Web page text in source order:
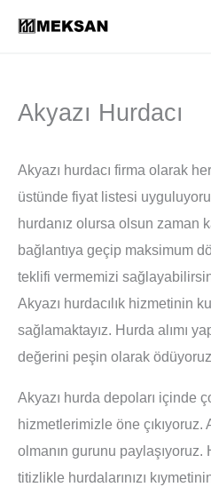
atla
Akyazı Hurdacı
Akyazı hurdacı firma olarak
üstünde fiyat listesi
hurdanız olursa olsun zaman
bağlantıya geçip maksimum
teklifi vermemizi
Akyazı hurdacılık hizmetinin
sağlamaktayız. Hurda alımı
değerini peşin olarak
Akyazı hurda depoları içinde
hizmetlerimizle öne çıkıyoruz.
olmanın gurunu paylaşıyoruz.
titizlikle hurdalarınızı